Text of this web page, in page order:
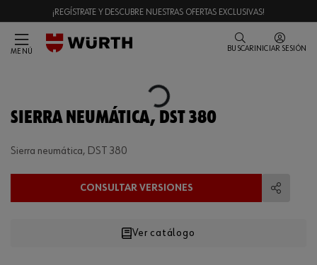
¡REGÍSTRATE Y DESCUBRE NUESTRAS OFERTAS EXCLUSIVAS!
MENÚ BUSCAR INICIAR SESIÓN
Loading...
SIERRA NEUMÁTICA, DST 380
Sierra neumática, DST 380
CONSULTAR VERSIONES
Ver catálogo